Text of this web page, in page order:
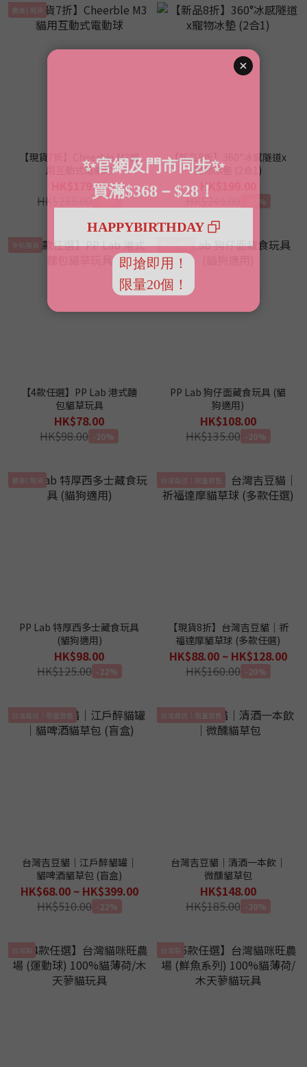
最後1現貨
【現貨7折】Cheerble M3貓
用互動式電動球
HK$179.00
HK$255.00
-30%
【新品8折】360°冰感隧道x
寵物冰墊 (2合1)
HK$199.00
HK$249.00
-20%
全新現貨
【4款任選】PP Lab 港式麵
包貓草玩具
HK$78.00
HK$98.00 -20%
最後1現貨
PP Lab 狗仔面藏食玩具 (貓
狗適用)
HK$108.00
HK$135.00 -20%
最後1現貨
PP Lab 特厚西多士藏食玩具
(貓狗適用)
HK$98.00
HK$125.00 -22%
台灣直送｜限量發售
【現貨8折】台灣吉豆貓｜祈
福達摩貓草球 (多款任選)
HK$88.00 ~ HK$128.00
HK$160.00 -20%
台灣直送｜限量發售
台灣吉豆貓｜江戶醉貓罐｜
貓啤酒貓草包 (盲盒)
HK$68.00 ~ HK$399.00
HK$510.00 -22%
台灣直送｜限量發售
台灣吉豆貓｜清酒一本飲｜
微醺貓草包
HK$148.00
HK$185.00 -20%
台灣製 台灣製